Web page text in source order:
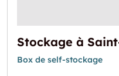
Stockage à
Box de self-stockage